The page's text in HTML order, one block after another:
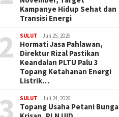
Kampanye Hidup Sehat dan
Transisi Energi
SULUT Juli 25, 2026
Hormati Jasa Pahlawan,
Direktur Rizal Pastikan
Keandalan PLTU Palu 3
Topang Ketahanan Energi
Listrik…
SULUT Juli 24, 2026
Topang Usaha Petani Bunga